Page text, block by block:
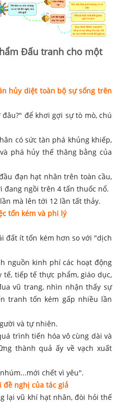
Đấu tranh cho một
hủy diệt toàn bộ sự sống trên
để khơi gợi sự tò mò, chú
có sức tàn phá khủng khiếp,
phá hủy thế thăng bằng của
đạn hạt nhân trên toàn cầu,
ngồi trên 4 tấn thuốc nổ.
mà lên tới 12 lần tất thảy.
tốn kém và phi lý
đất ít tốn kém hơn so với "dịch
nguồn kinh phí các hoạt động
tiếp tế thực phẩm, giáo dục,
vũ trang, nhìn nhận thấy sự
tranh tốn kém gấp nhiều lần
và tự nhiên.
trình tiến hóa vô cùng dài và
thành quả ấy về vạch xuất
chết vì yêu".
đề nghị của tác giả
lại vũ khí hạt nhân, đòi hỏi thế